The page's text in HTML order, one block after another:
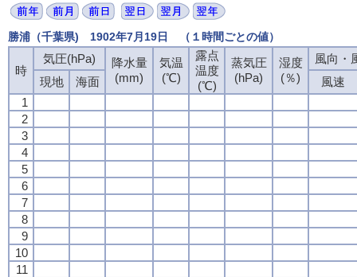
勝浦（千葉県) 1902年7月19日 （１時間ごとの値）
時
気圧(hPa)
降水量
(mm)
気温
(℃)
露点
温度
(℃)
蒸気圧
(hPa)
湿度
(％)
風向・
現地
海面
風速
1
2
3
4
5
6
7
8
9
10
11